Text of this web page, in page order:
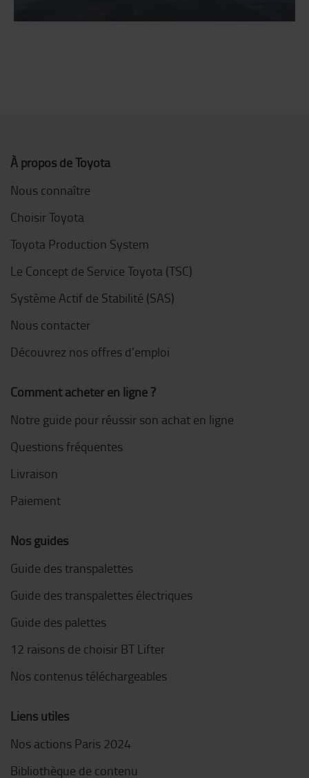
À propos de Toyota
Nous connaître
Choisir Toyota
Toyota Production System
Le Concept de Service Toyota (TSC)
Système Actif de Stabilité (SAS)
Nous contacter
Découvrez nos offres d'emploi
Comment acheter en ligne ?
Notre guide pour réussir son achat en ligne
Questions fréquentes
Livraison
Paiement
Nos guides
Guide des transpalettes
Guide des transpalettes électriques
Guide des palettes
12 raisons de choisir BT Lifter
Nos contenus téléchargeables
Liens utiles
Nos actions Paris 2024
Bibliothèque de contenu